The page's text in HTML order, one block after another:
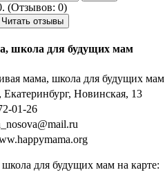
(Отзывов: 0)
Читать отзывы
школа для будущих мам
мама, школа для будущих мам
Екатеринбург, Новинская, 13
01-26
для будущих мам на карте: